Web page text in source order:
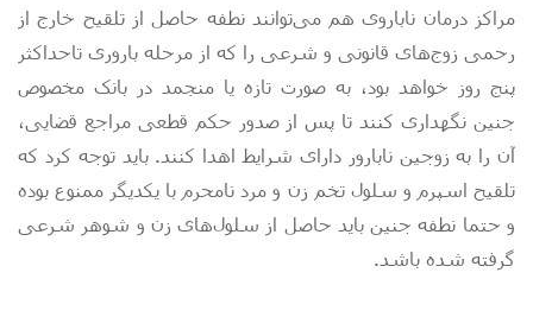
مراکز درمان ناباروی هم می‌توانند نطفه حاصل از تلقیح خارج از
رحمی زوج‌های قانونی و شرعی را که از مرحله باروری تاحداکثر
پنج روز خواهد بود، به صورت تازه یا منجمد در بانک مخصوص
جنین نگهداری کنند تا پس از صدور حکم قطعی مراجع قضایی،
آن را به زوجین نابارور دارای شرایط اهدا کنند. باید توجه کرد که
تلقیح اسپرم و سلول تخم زن و مرد نامحرم با یکدیگر ممنوع بوده
و حتما نطفه جنین باید حاصل از سلول‌های زن و شوهر شرعی
گرفته شده باشد.